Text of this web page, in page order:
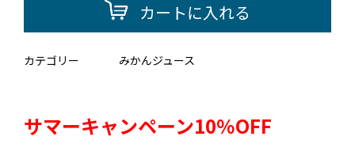
カートに入れる
カテゴリー みかんジュース
サマーキャンペーン10％OFF